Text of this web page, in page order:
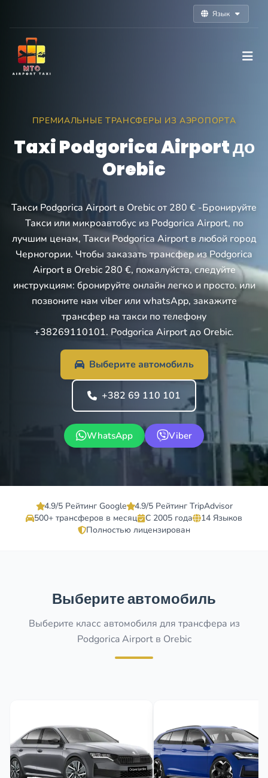
Язык
ПРЕМИАЛЬНЫЕ ТРАНСФЕРЫ ИЗ АЭРОПОРТА
Taxi Podgorica Airport до
Orebic
Такси Podgorica Airport в Orebic от 280 € -Бронируйте
Такси или микроавтобус из Podgorica Airport, по
лучшим ценам, Такси Podgorica Airport в любой город
Черногории. Чтобы заказать трансфер из Podgorica
Airport в Orebic 280 €, пожалуйста, следуйте
инструкциям: бронируйте онлайн легко и просто. или
позвоните нам viber или whatsApp, закажите
трансфер на такси по телефону
+38269110101. Podgorica Airport до Orebic.
Выберите автомобиль
+382 69 110 101
WhatsApp Viber
4.9/5 Рейтинг Google
4.9/5 Рейтинг TripAdvisor
500+ трансферов в месяц
С 2005 года
14 Языков
Полностью лицензирован
Выберите автомобиль
Выберите класс автомобиля для трансфера из
Podgorica Airport в Orebic